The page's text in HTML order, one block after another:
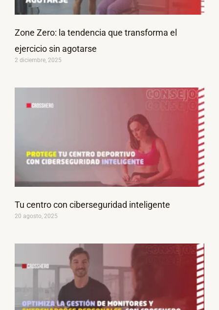
Zone Zero: la tendencia que transforma el
ejercicio sin agotarse
2 diciembre, 2025
Tu centro con ciberseguridad inteligente
20 agosto, 2025